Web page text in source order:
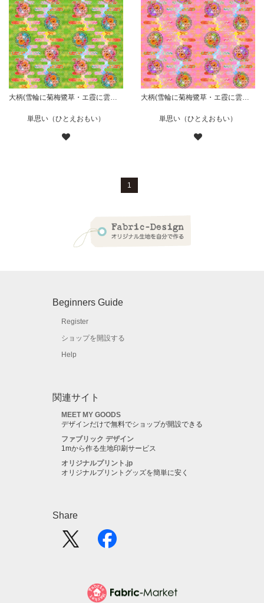
大柄(雪輪に菊梅鷺草・エ霞に雲錦)七宝小紋地柄/黄緑/A
単思い（ひとえおもい）
大柄(雪輪に菊梅鷺草・エ霞に雲錦)七宝小紋地柄/桃/A
単思い（ひとえおもい）
1
Beginners Guide
Register
ショップを開設する
Help
関連サイト
MEET MY GOODS
デザインだけで無料でショップが開設できる
ファブリック デザイン
1mから作る生地印刷サービス
オリジナルプリント.jp
オリジナルプリントグッズを簡単に安く
Share